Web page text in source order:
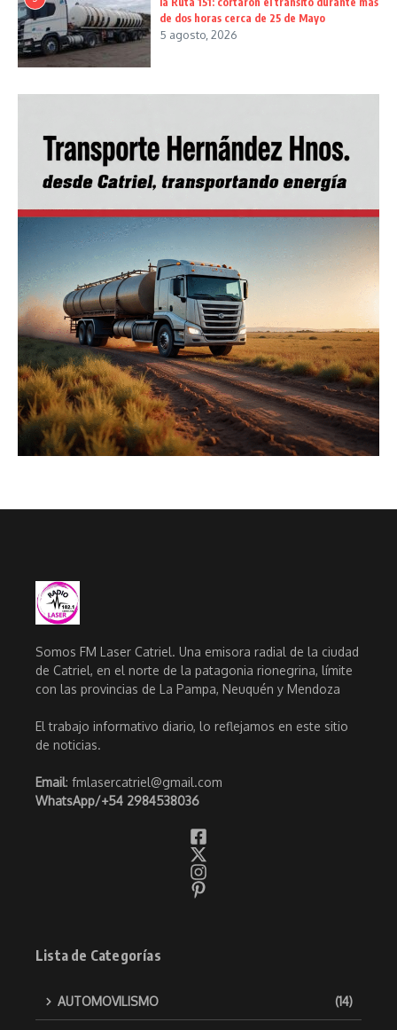
de dos horas cerca de 25 de Mayo
5 agosto, 2026
Somos FM Laser Catriel. Una emisora radial de la ciudad
de Catriel, en el norte de la patagonia rionegrina, límite
con las provincias de La Pampa, Neuquén y Mendoza
El trabajo informativo diario, lo reflejamos en este sitio
de noticias.
Email: fmlasercatriel@gmail.com
WhatsApp/+54 2984538036
Lista de Categorías
AUTOMOVILISMO (14)